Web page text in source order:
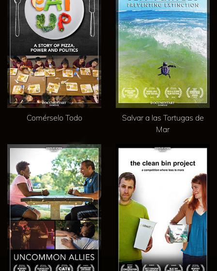
Comérselo Todo
Salvar a las Tortugas de
Mar